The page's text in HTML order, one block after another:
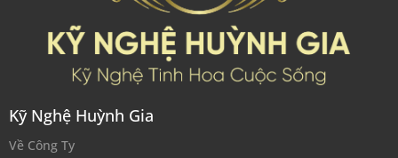
Kỹ Nghệ Huỳnh Gia
Về Công Ty